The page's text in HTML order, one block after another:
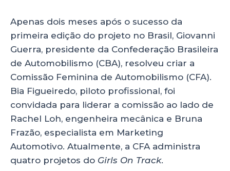
Apenas dois meses após o sucesso da
primeira edição do projeto no Brasil, Giovanni
Guerra, presidente da Confederação Brasileira
de Automobilismo (CBA), resolveu criar a
Comissão Feminina de Automobilismo (CFA).
Bia Figueiredo, piloto profissional, foi
convidada para liderar a comissão ao lado de
Rachel Loh, engenheira mecânica e Bruna
Frazão, especialista em Marketing
Automotivo. Atualmente, a CFA administra
quatro projetos do Girls On Track.